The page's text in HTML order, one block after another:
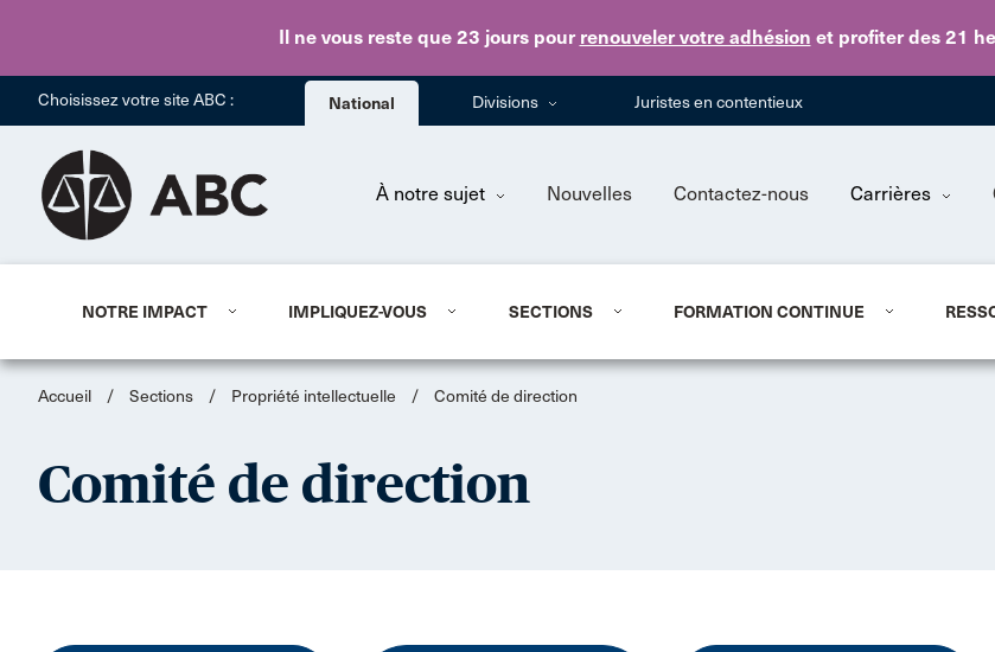
Il ne vous reste que 23 jourspour renouveler votre adhésion et profiter des 21
Skip to main
Choisissez votre site ABC : National Divisions Juristes en contentieux
À notre sujet Nouvelles Contactez-nous Carrières
NOTRE IMPACT IMPLIQUEZ-VOUS SECTIONS FORMATION CONTINUE
Accueil / Sections / Propriété intellectuelle / Comité de direction
Comité de direction